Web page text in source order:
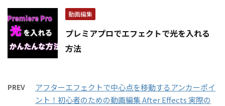
動画編集
プレミアプロでエフェクトで光を入れる
方法
PREV
アフターエフェクトで中心点を移動するアンカーポイ
ント！初心者のための動画編集 After Effects 実際の